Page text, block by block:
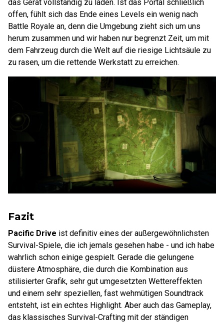
das Gerät vollständig zu laden. Ist das Portal schließlich
offen, fühlt sich das Ende eines Levels ein wenig nach
Battle Royale an, denn die Umgebung zieht sich um uns
herum zusammen und wir haben nur begrenzt Zeit, um mit
dem Fahrzeug durch die Welt auf die riesige Lichtsäule zu
zu rasen, um die rettende Werkstatt zu erreichen.
Fazit
Pacific Drive ist definitiv eines der außergewöhnlichsten
Survival-Spiele, die ich jemals gesehen habe - und ich habe
wahrlich schon einige gespielt. Gerade die gelungene
düstere Atmosphäre, die durch die Kombination aus
stilisierter Grafik, sehr gut umgesetzten Wettereffekten
und einem sehr speziellen, fast wehmütigen Soundtrack
entsteht, ist ein echtes Highlight. Aber auch das Gameplay,
das klassisches Survival-Crafting mit der ständigen